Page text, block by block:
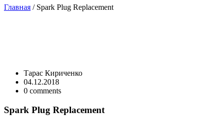
Главная / Spark Plug Replacement
Тарас Кириченко
04.12.2018
0 comments
Spark Plug Replacement